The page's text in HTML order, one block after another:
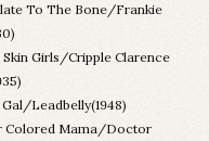
To The Bone/Frankie
Skin Girls/Cripple Clarence
Gal/Leadbelly(1948)
Colored Mama/Doctor